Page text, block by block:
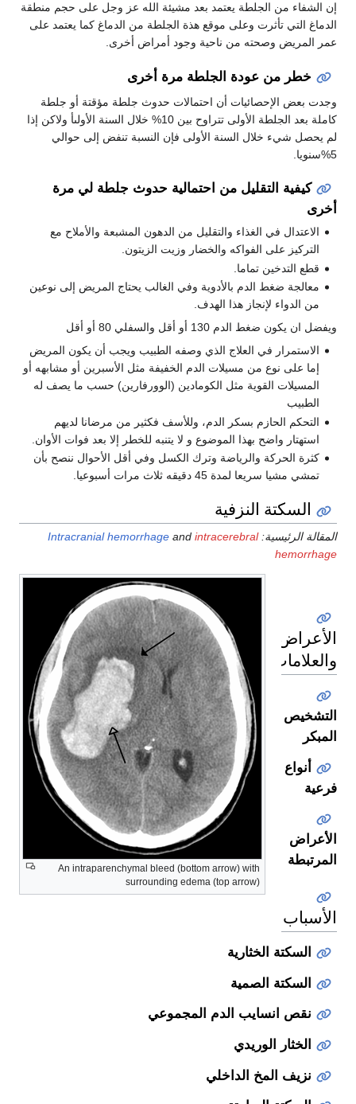
إن الشفاء من الجلطة يعتمد بعد مشيئة الله عز وجل على حجم منطقة
الدماغ التي تأثرت وعلى موقع هذة الجلطة من الدماغ كما يعتمد على
عمر المريض وصحته من ناحية وجود أمراض أخرى.
خطر من عودة الجلطة مرة أخرى
وجدت بعض الإحصائيات أن احتمالات حدوث جلطة مؤقتة أو جلطة
كاملة بعد الجلطة الأولى تتراوح بين 10% خلال السنة الأولىأ ولاكن إذا
لم يحصل شيء خلال السنة الأولى فإن النسبة تنفض إلى حوالي
5%سنويا.
كيفية التقليل من احتمالية حدوث جلطة لي مرة
أخرى
الاعتدال في الغذاء والتقليل من الدهون المشبعة والأملاح مع
التركيز على الفواكه والخضار وزيت الزيتون.
قطع التدخين تماما.
معالجة ضغط الدم بالأدوية وفي الغالب يحتاج المريض إلى نوعين
من الدواء لإنجاز هذا الهدف.
ويفضل ان يكون ضغط الدم 130 أو أقل والسفلي 80 أو أقل
الاستمرار في العلاج الذي وصفه الطبيب ويجب أن يكون المريض
إما على نوع من مسيلات الدم الخفيفة مثل الأسبرين أو مشابهه أو
المسيلات القوية مثل الكومادين (الوورفارين) حسب ما يصف له
الطبيب
التحكم الحازم بسكر الدم، وللأسف فكثير من مرضانا لديهم
استهتار واضح بهذا الموضوع و لا يتنبه للخطر إلا بعد فوات الأوان.
كثرة الحركة والرياضة وترك الكسل وفي أقل الأحوال ننصح بأن
تمشي مشيا سريعا لمدة 45 دقيقه ثلاث مرات أسبوعيا.
السكتة النزفية
المقالة الرئيسية: Intracranial hemorrhage and intracerebral
hemorrhage
An intraparenchymal bleed (bottom arrow) with
surrounding edema (top arrow)
الأعراض
والعلامات
التشخيص
المبكر
أنواع
فرعية
الأعراض
المرتبطة
الأسباب
السكتة الخثارية
السكتة الصمية
نقص انسايب الدم المجموعي
الخثار الوريدي
نزيف المخ الداخلي